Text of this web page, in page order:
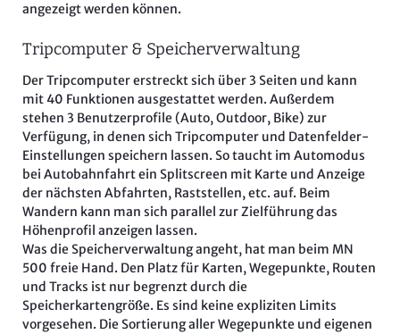
angezeigt werden können.
Tripcomputer & Speicherverwaltung
Der Tripcomputer erstreckt sich über 3 Seiten und kann
mit 40 Funktionen ausgestattet werden. Außerdem
stehen 3 Benutzerprofile (Auto, Outdoor, Bike) zur
Verfügung, in denen sich Tripcomputer und Datenfelder-
Einstellungen speichern lassen. So taucht im Automodus
bei Autobahnfahrt ein Splitscreen mit Karte und Anzeige
der nächsten Abfahrten, Raststellen, etc. auf. Beim
Wandern kann man sich parallel zur Zielführung das
Höhenprofil anzeigen lassen.
Was die Speicherverwaltung angeht, hat man beim MN
500 freie Hand. Den Platz für Karten, Wegepunkte, Routen
und Tracks ist nur begrenzt durch die
Speicherkartengröße. Es sind keine expliziten Limits
vorgesehen. Die Sortierung aller Wegepunkte und eigenen